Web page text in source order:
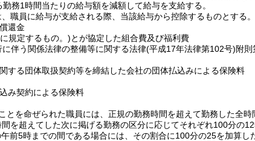
勤務1時間当たりの給与額を減額して給与を支給する。
職員に給与が支給される際、当該給与から控除するものとする。
還金
規定するもの。)とが協定した組合費及び福利費
伴う関係法律の整備等に関する法律(平成17年法律第102号)附
する団体取扱契約等を締結した会社の団体払込みによる保険料
み契約による保険料
とを命ぜられた職員には、正規の勤務時間を超えて勤務した全時
を超えてした次に掲げる勤務の区分に応じてそれぞれ100分の
前5時までの間である場合には、その割合に100分の25を加算し